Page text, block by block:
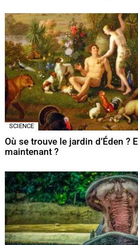
SCIENCE
Où se trouve le jardin d’Éden ?
maintenant ?